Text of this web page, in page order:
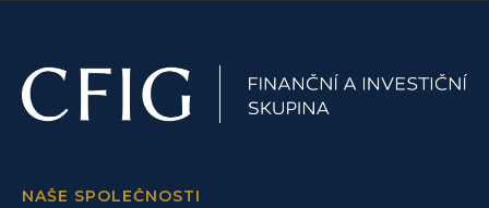
NAŠE SPOLEČNOSTI